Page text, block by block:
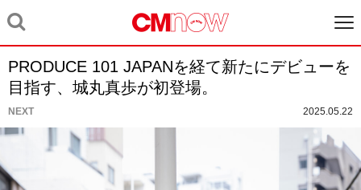
PRODUCE 101 JAPANを経て新たにデビューを
目指す、城丸真歩が初登場。
NEXT 2025.05.22